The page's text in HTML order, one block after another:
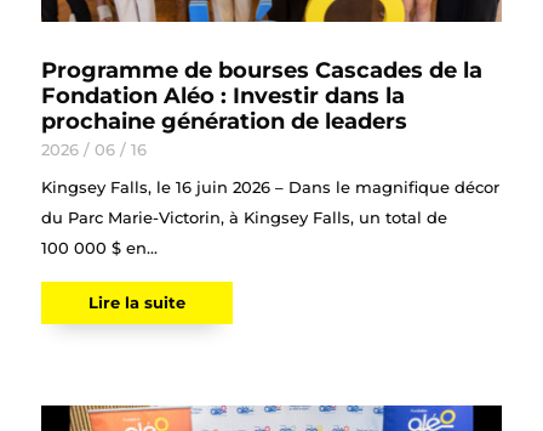
Programme de bourses Cascades de la
Fondation Aléo : Investir dans la
prochaine génération de leaders
2026 / 06 / 16
Kingsey Falls, le 16 juin 2026 – Dans le magnifique décor
du Parc Marie-Victorin, à Kingsey Falls, un total de
100 000 $ en...
Lire la suite